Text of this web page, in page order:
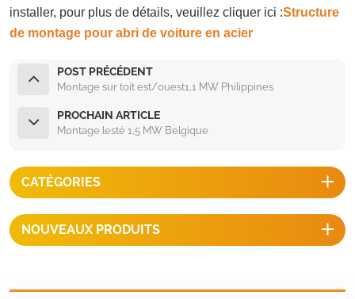
installer, pour plus de détails, veuillez cliquer ici :Structure
de montage pour abri de voiture en acier
POST PRÉCÉDENT
Montage sur toit est/ouest1,1 MW Philippines
PROCHAIN ARTICLE
Montage lesté 1,5 MW Belgique
CATÉGORIES
NOUVEAUX PRODUITS